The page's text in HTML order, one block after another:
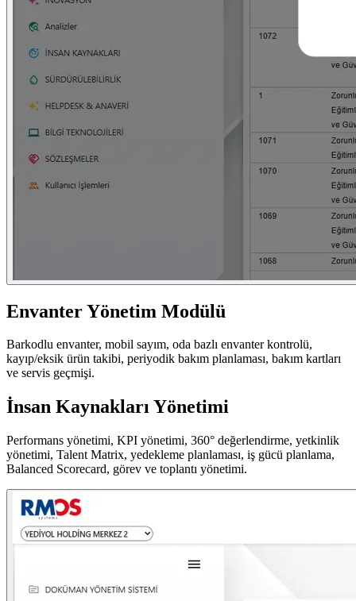
Envanter Yönetim Modülü
Barkodlu envanter, mobil sayım, oda bazlı envanter kontrolü,
kayıp/eksik ürün takibi, periyodik bakım planlaması, bakım kartları
ve servis geçmişi.
İnsan Kaynakları Yönetimi
Performans yönetimi, KPI yönetimi, 360° değerlendirme, yetkinlik
yönetimi, Talent Matrix, yedekleme planlaması, iş gücü planlama,
Balanced Scorecard, görev ve toplantı yönetimi.